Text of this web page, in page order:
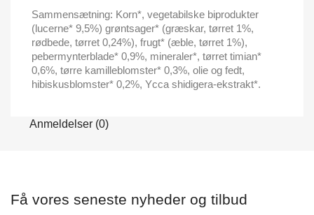
Sammensætning: Korn*, vegetabilske biprodukter
(lucerne* 9,5%) grøntsager* (græskar, tørret 1%,
rødbede, tørret 0,24%), frugt* (æble, tørret 1%),
pebermynterblade* 0,9%, mineraler*, tørret timian*
0,6%, tørre kamilleblomster* 0,3%, olie og fedt,
hibiskusblomster* 0,2%, Ycca shidigera-ekstrakt*.
Anmeldelser (0)
Få vores seneste nyheder og tilbud